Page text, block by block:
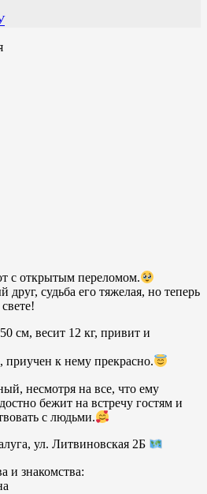
с открытым переломом.
судьба его тяжелая, но теперь
см, весит 12 кг, привит и
приучен к нему прекрасно.
несмотря на все, что ему
бежит на встречу гостям и
с людьми.
ул. Литвиновская 2Б
и знакомства: